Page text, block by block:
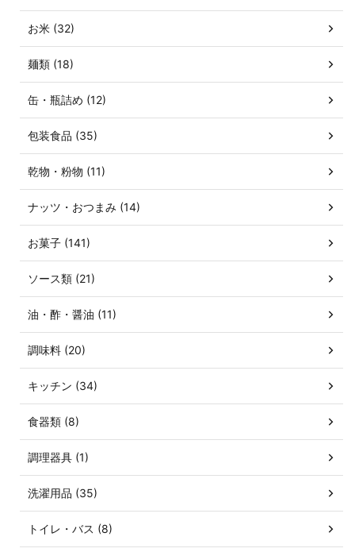
お米 (32)
麺類 (18)
缶・瓶詰め (12)
包装食品 (35)
乾物・粉物 (11)
ナッツ・おつまみ (14)
お菓子 (141)
ソース類 (21)
油・酢・醤油 (11)
調味料 (20)
キッチン (34)
食器類 (8)
調理器具 (1)
洗濯用品 (35)
トイレ・バス (8)